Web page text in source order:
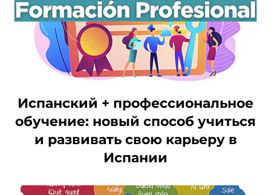
Испанский + профессиональное
обучение: новый способ учиться
и развивать свою карьеру в
Испании